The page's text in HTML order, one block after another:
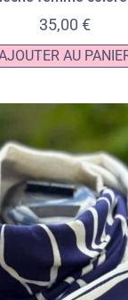
35,00 €
AU